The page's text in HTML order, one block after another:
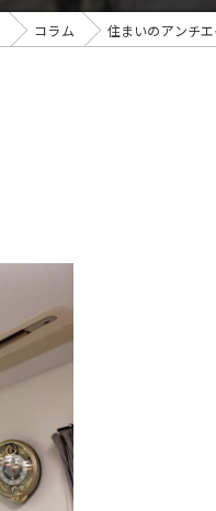
コラム 住まいのアンチ